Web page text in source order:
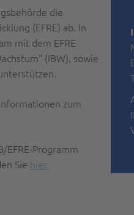
die
(EFRE) ab. In
mit dem EFRE
(IBW), sowie
zum
Programm
Sie hier.